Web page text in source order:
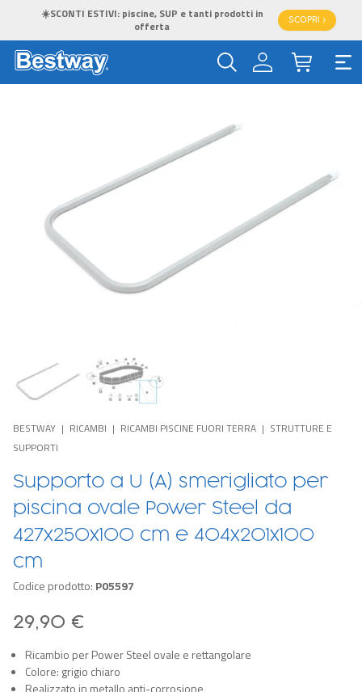
☀️SCONTI ESTIVI: piscine, SUP e tanti prodotti in
offerta
SCOPRI >
BESTWAY RICAMBI RICAMBI PISCINE FUORI TERRA
STRUTTURE E
SUPPORTI
Supporto a U (A) smerigliato per
piscina ovale Power Steel da
427x250x100 cm e 404x201x100
cm
Codice prodotto: P05597
29,90 €
Ricambio per Power Steel ovale e rettangolare
Colore: grigio chiaro
Realizzato in metallo anti-corrosione